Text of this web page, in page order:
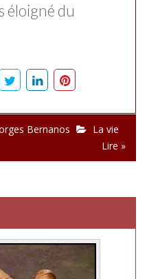
éloigné du
Bernanos
La vie
Lire »